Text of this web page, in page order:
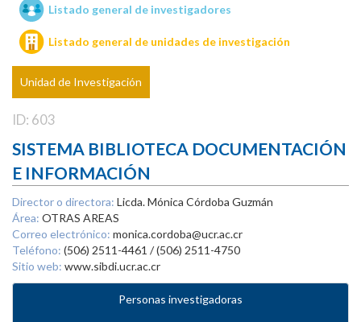
Unidades de investigación
Listado general de investigadores
Listado general de unidades de investigación
Unidad de Investigación
ID: 603
SISTEMA BIBLIOTECA DOCUMENTACIÓN
E INFORMACIÓN
Director o directora: Licda. Mónica Córdoba Guzmán
Área: OTRAS AREAS
Correo electrónico: monica.cordoba@ucr.ac.cr
Teléfono: (506) 2511-4461 / (506) 2511-4750
Sitio web: www.sibdi.ucr.ac.cr
Personas investigadoras